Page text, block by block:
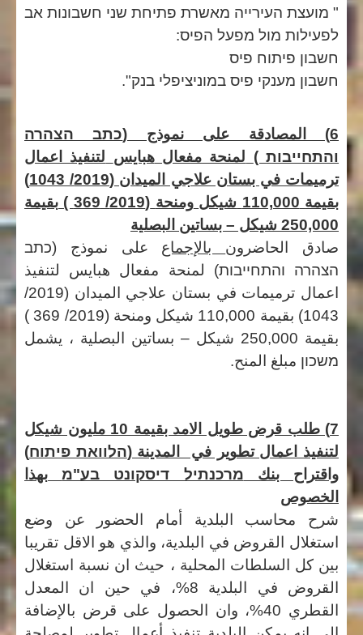
" מועצת העירייה מאשרת פתיחת שני חשבונות אב
לפעילות מול מפעל הפיס:
חשבון פיתוח פיס
חשבון מענקי פיס במוניציפלי בנק".
6) المصادقة على نموذج (
כתב הצהרה
והתחייבות) لمنحة مفعال هبايس لتنفيذ اعمال
ترميمات في بستان علاجي الميدان (2019/ 1043)
بقيمة
شيكل ومنحة (
2019/ 369 )
بقيمة
250,000 شيكل – بساتين
البصلية
صادق الحاضرون بالإجماع على نموذج (כתב
הצהרה והתחייבות) لمنحة مفعال هبايس
لتنفيذ
اعمال ترميمات في بستان علاجي الميدان (
2019/
1043)
بقيمة شيكل ومنحة (
2019/ 369 )
بقيمة 250,000 شيكل – بساتين
البصلية ، يشمل
משכון مبلغ المنح.
7) طلب قرض طويل الامد بقيمة 10 مليون شيكل
لتنفيذ اعمال تطوير في المدينة (הלוואת פיתוח)
واقتراح بنك מרכנתיל דיסקונט בע"מ
بهذا
الخصوص
شرح محاسب البلدية أمام الحضور عن وضع
استغلال القروض في البلدية، والذي هو الاقل تقريبا
بين كل السلطات المحلية ، حيث ان نسبة استغلال
القروض في البلدية 8%، في حين ان المعدل
القطري 40%، وان الحصول على قرض بالإضافة